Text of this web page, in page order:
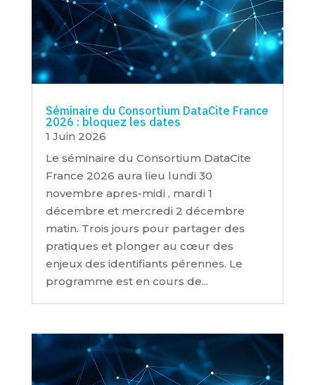
Séminaire du Consortium DataCite France
2026 : bloquez les dates
1 Juin 2026
Le séminaire du Consortium DataCite
France 2026 aura lieu lundi 30
novembre apres-midi , mardi 1
décembre et mercredi 2 décembre
matin. Trois jours pour partager des
pratiques et plonger au cœur des
enjeux des identifiants pérennes. Le
programme est en cours de...